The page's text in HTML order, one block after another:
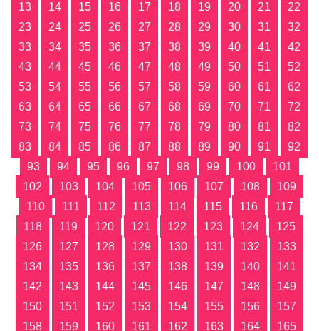
13
14 15 16 17 18 19 20 21
22
23
24 25 26 27 28 29 30 31
32
33
34 35 36 37 38 39 40 41
42
43
44 45 46 47 48 49 50 51
52
53
54 55 56 57 58 59 60 61
62
63
64 65 66 67 68 69 70 71
72
73
74 75 76 77 78 79 80 81
82
83
84 85 86 87 88 89 90 91
92
93
94 95 96 97 98 99 100
101
102
103 104 105 106 107 108
109
110
111 112 113 114 115 116
117
118
119 120 121 122 123 124
125
126
127 128 129 130 131 132
133
134
135 136 137 138 139 140
141
142
143 144 145 146 147 148
149
150
151 152 153 154 155 156
157
158
159 160 161 162 163 164
165